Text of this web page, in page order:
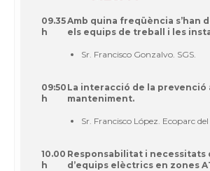
09.35
h
Amb quina freqüència s’han
els equips de treball i les
Sr. Francisco Gonzalvo. SGS.
09:50
h
La interacció de la prevenció
manteniment.
Sr. Francisco López. Ecoparc
10.00
h
Responsabilitat i necessitats
d’equips elèctrics en zones